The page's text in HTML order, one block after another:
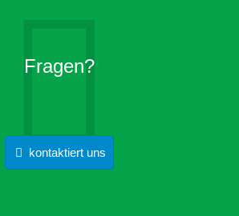
Fragen?
kontaktiert uns